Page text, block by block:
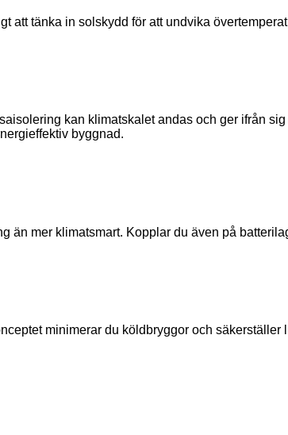
att tänka in solskydd för att undvika
kan klimatskalet andas och ger ifrån
byggnad.
än mer klimatsmart. Kopplar du även på
minimerar du köldbryggor och säkerställer